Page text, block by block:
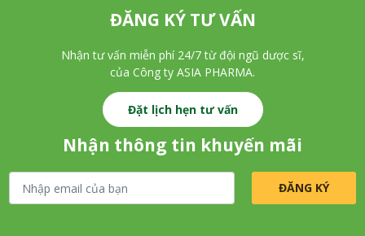
ĐĂNG KÝ TƯ VẤN
Nhận tư vấn miễn phí 24/7 từ đội ngũ dược sĩ,
của Công ty ASIA PHARMA.
Đặt lịch hẹn tư vấn
Nhận thông tin khuyến mãi